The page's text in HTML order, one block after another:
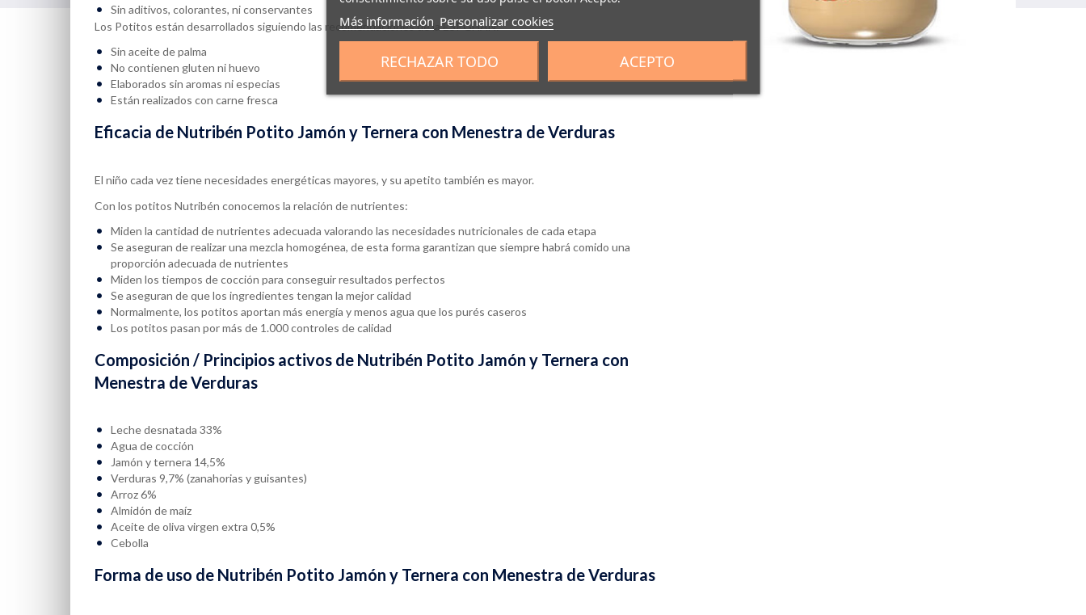
Sin aditivos, colorantes, ni conservantes
Los Potitos están desarrollados siguiendo las recomendaciones de la ESPGHAN:
Sin aceite de palma
No contienen gluten ni huevo
Elaborados sin aromas ni especias
Están realizados con carne fresca
Eficacia de Nutribén Potito Jamón y Ternera con Menestra de Verduras
El niño cada vez tiene necesidades energéticas mayores, y su apetito también es mayor.
Con los potitos Nutribén conocemos la relación de nutrientes:
Miden la cantidad de nutrientes adecuada valorando las necesidades nutricionales de cada etapa
Se aseguran de realizar una mezcla homogénea, de esta forma garantizan que siempre habrá comido una
proporción adecuada de nutrientes
Miden los tiempos de cocción para conseguir resultados perfectos
Se aseguran de que los ingredientes tengan la mejor calidad
Normalmente, los potitos aportan más energía y menos agua que los purés caseros
Los potitos pasan por más de 1.000 controles de calidad
Composición / Principios activos de Nutribén Potito Jamón y Ternera con
Menestra de Verduras
Leche desnatada 33%
Agua de cocción
Jamón y ternera 14,5%
Verduras 9,7% (zanahorias y guisantes)
Arroz 6%
Almidón de maíz
Aceite de oliva virgen extra 0,5%
Cebolla
Forma de uso de Nutribén Potito Jamón y Ternera con Menestra de Verduras
Más información Personalizar cookies
RECHAZAR TODO ACEPTO